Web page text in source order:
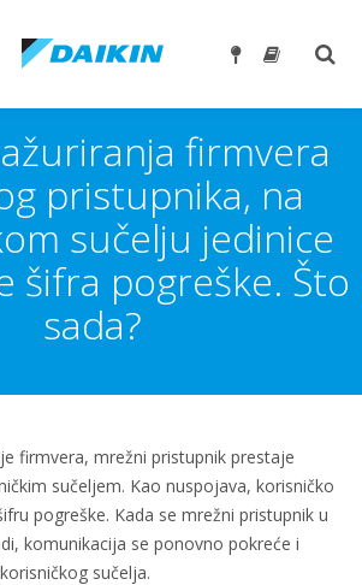
firmvera
pristupnika, na
sučelju jedinice
šifra pogreške. Što
sada?
firmvera, mrežni pristupnik prestaje
sučeljem. Kao nuspojava, korisničko
pogreške. Kada se mrežni pristupnik u
komunikacija se ponovno pokreće i
sučelja.